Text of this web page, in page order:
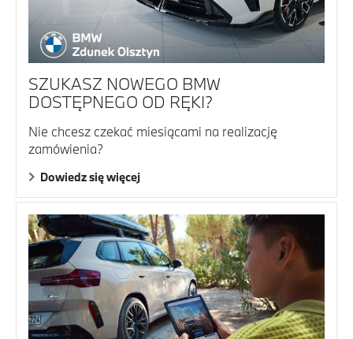
SZUKASZ NOWEGO BMW
DOSTĘPNEGO OD RĘKI?
Nie chcesz czekać miesiącami na realizację
zamówienia?
Dowiedz się więcej